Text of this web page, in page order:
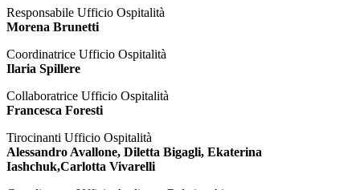
Responsabile Ufficio Ospitalità
Morena Brunetti
Coordinatrice Ufficio Ospitalità
Ilaria Spillere
Collaboratrice Ufficio Ospitalità
Francesca Foresti
Tirocinanti Ufficio Ospitalità
Alessandro Avallone, Diletta Bigagli, Ekaterina
Iashchuk,Carlotta Vivarelli